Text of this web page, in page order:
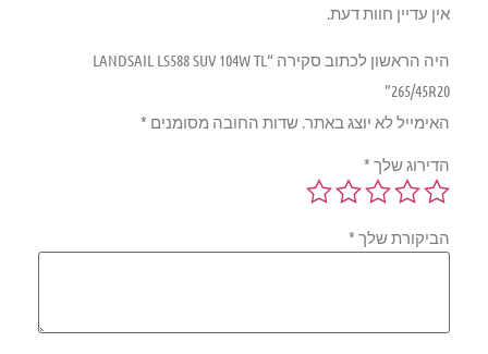
אין עדיין חוות דעת.
היה הראשון לכתוב סקירה “LANDSAIL LS588 SUV 104W TL
265/45R20”
האימייל לא יוצג באתר.שדות החובה מסומנים*
הדירוג שלך*
הביקורת שלך*